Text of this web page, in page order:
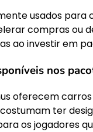
usados
compras ou
ao investir em
nos
oferecem
ter
os jogadores